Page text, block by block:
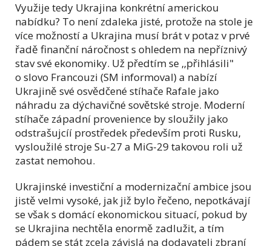
Využije tedy Ukrajina konkrétní americkou
nabídku? To není zdaleka jisté, protože na stole je
více možností a Ukrajina musí brát v potaz v prvé
řadě finanční náročnost s ohledem na nepříznivý
stav své ekonomiky. Už předtím se ,,přihlásili"
o slovo Francouzi (SM informoval) a nabízí
Ukrajině své osvědčené stíhače Rafale jako
náhradu za dýchavičné sovětské stroje. Moderní
stíhače západní provenience by sloužily jako
odstrašujcíí prostředek především proti Rusku,
vysloužilé stroje Su-27 a MiG-29 takovou roli už
zastat nemohou.
Ukrajinské investiční a modernizační ambice jsou
jistě velmi vysoké, jak již bylo řečeno, nepotkávají
se však s domácí ekonomickou situací, pokud by
se Ukrajina nechtěla enormě zadlužit, a tím
pádem se stát zcela závislá na dodavateli zbraní